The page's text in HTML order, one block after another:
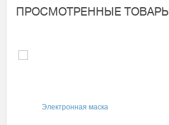
ПРОСМОТРЕННЫЕ ТОВАРЫ